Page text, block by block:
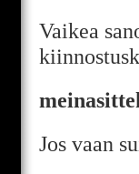
Vaikea
Jos vaan